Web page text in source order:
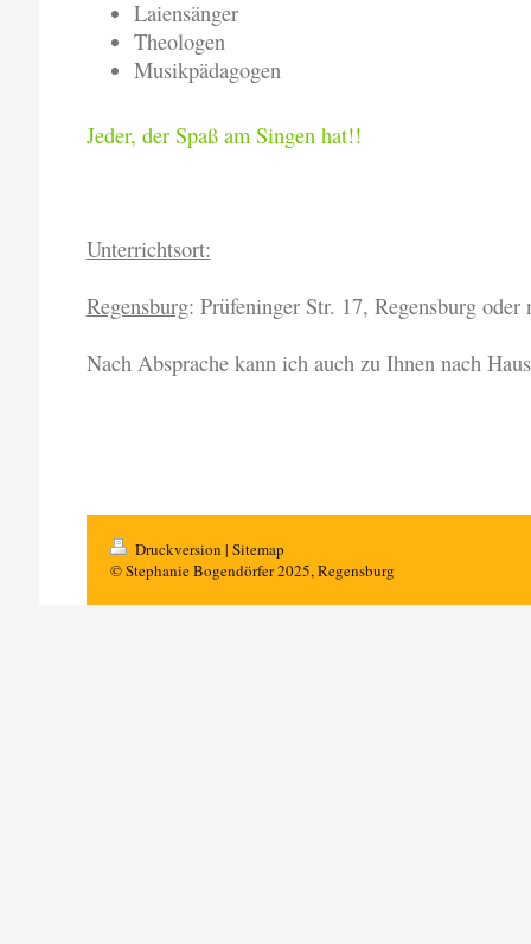
Laiensänger
Theologen
Musikpädagogen
Jeder, der Spaß am Singen hat!!
Unterrichtsort:
Regensburg: Prüfeninger Str. 17, Regensburg oder
Nach Absprache kann ich auch zu Ihnen nach
Druckversion | Sitemap
© Stephanie Bogendörfer 2025, Regensburg